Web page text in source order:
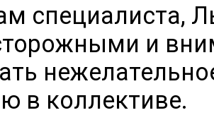
специалиста,
и
в коллективе.